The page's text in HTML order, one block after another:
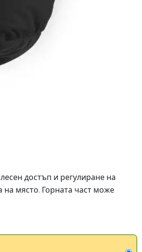
достъп и регулиране на
място. Горната част може